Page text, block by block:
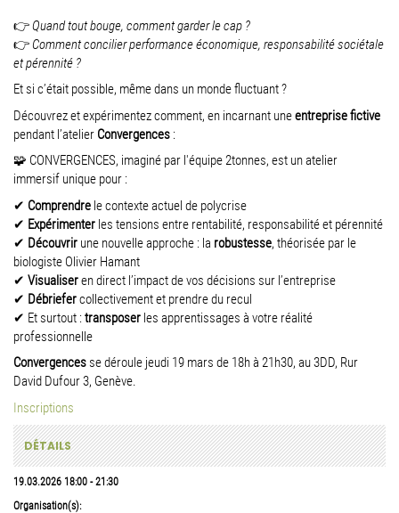
👉Quand tout bouge, comment garder le cap ?
👉Comment concilier performance économique, responsabilité sociétale
et pérennité ?
Et si c’était possible, même dans un monde fluctuant ?
Découvrez et expérimentez comment, en incarnant uneentreprise fictive
pendant l’atelier Convergences :
🧩 CONVERGENCES, imaginé par l'équipe 2tonnes, est un atelier
immersif unique pour :
✔ Comprendre le contexte actuel de polycrise
✔ Expérimenter les tensions entre rentabilité, responsabilité et pérennité
✔ Découvrir une nouvelle approche : la robustesse, théorisée par le
biologiste Olivier Hamant
✔ Visualiseren direct l’impact de vos décisions sur l’entreprise
✔ Débriefercollectivement et prendre du recul
✔ Et surtout :transposer les apprentissages à votre réalité
professionnelle
Convergences se déroule jeudi 19 mars de 18h à 21h30, au 3DD, Rur
David Dufour 3, Genève.
Inscriptions
DÉTAILS
19.03.2026 18:00 -21:30
Organisation(s):